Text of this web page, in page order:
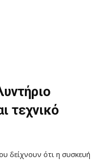
τεχνικό
δείχνουν ότι η συσκευή